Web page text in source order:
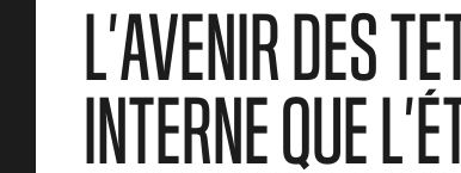
L’AVENIR DES
INTERNE QUE